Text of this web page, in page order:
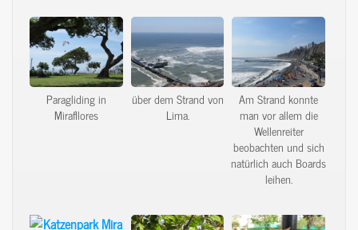
Paragliding in
Mirafllores
über dem Strand von
Lima.
Am Strand konnte
man vor allem die
Wellenreiter
beobachten und sich
natürlich auch Boards
leihen.